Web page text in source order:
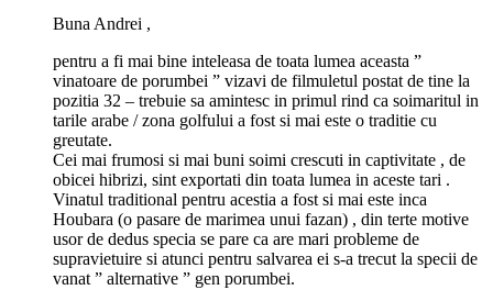
Buna Andrei ,
pentru a fi mai bine inteleasa de toata lumea aceasta ”
vinatoare de porumbei ” vizavi de filmuletul postat de tine la
pozitia 32 – trebuie sa amintesc in primul rind ca soimaritul in
tarile arabe / zona golfului a fost si mai este o traditie cu
greutate.
Cei mai frumosi si mai buni soimi crescuti in captivitate , de
obicei hibrizi, sint exportati din toata lumea in aceste tari .
Vinatul traditional pentru acestia a fost si mai este inca
Houbara (o pasare de marimea unui fazan) , din terte motive
usor de dedus specia se pare ca are mari probleme de
supravietuire si atunci pentru salvarea ei s-a trecut la specii de
vanat ” alternative ” gen porumbei.